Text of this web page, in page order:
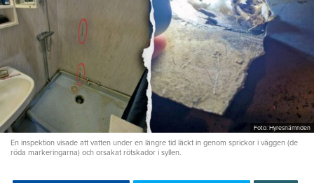
Foto: Hyresnämnden
En inspektion visade att vatten under en längre tid läckt in genom sprickor i väggen (de
röda markeringarna) och orsakat rötskador i syllen.